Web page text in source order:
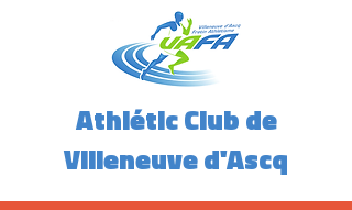
Athlétic Club de
Villeneuve d'Ascq